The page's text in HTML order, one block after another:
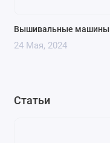
Вышивальные машины
24 Мая, 2024
Статьи